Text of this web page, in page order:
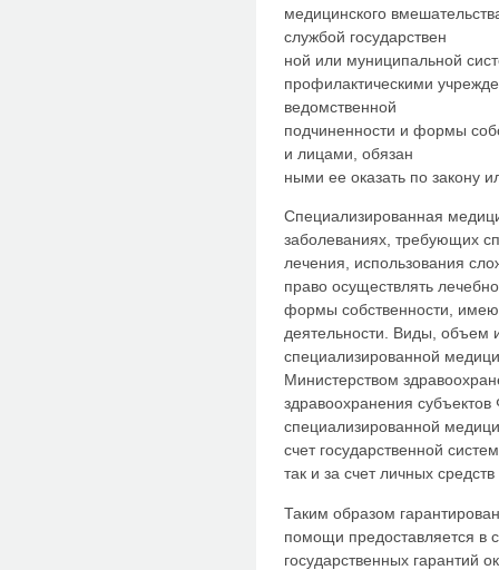
медицинского
службой государствен
ной или муниципальной
профилактическими
ведомственной
подчиненности и формы
и лицами, обязан
ными ее оказать по закону
Специализированная
заболеваниях, требующих
лечения, использования
право осуществлять
формы собственности,
деятельности. Виды, объем
специализированной
Министерством
здравоохранения
специализированной
счет государственной
так и за счет личных
Таким образом
помощи предоставляется в
государственных гарантий